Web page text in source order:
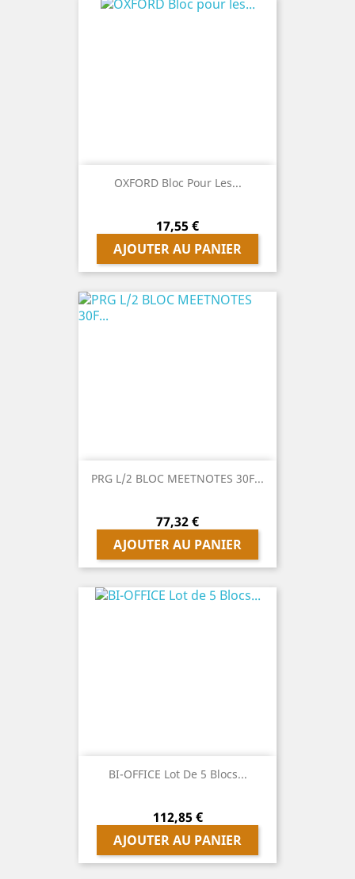
OXFORD Bloc Pour Les...
Prix
17,55 €
AJOUTER AU PANIER
PRG L/2 BLOC MEETNOTES 30F...
Prix
77,32 €
AJOUTER AU PANIER
BI-OFFICE Lot De 5 Blocs...
Prix
112,85 €
AJOUTER AU PANIER